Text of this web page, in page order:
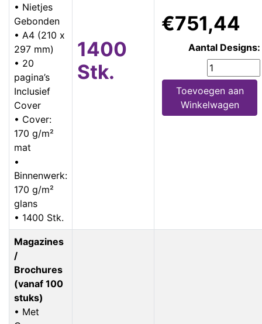
• Nietjes
Gebonden
• A4 (210 x
297 mm)
• 20
pagina’s
Inclusief
Cover
• Cover:
170 g/m²
mat
•
Binnenwerk:
170 g/m²
glans
• 1400 Stk.
1400
Stk.
€751,44
Aantal Designs:
Toevoegen aan
Winkelwagen
Magazines
/
Brochures
(vanaf 100
stuks)
• Met